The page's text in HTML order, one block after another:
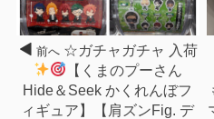
前へ ☆ガチャガチャ 入荷
【くまのプーさん
Hide＆Seek かくれんぼフ
ィギュア】【肩ズンFig. デ